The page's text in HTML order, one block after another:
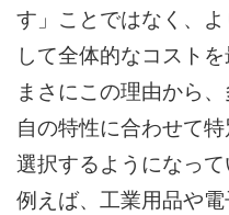
す」ことではなく、
して全体的なコスト
まさにこの理由から
自の特性に合わせて
選択するようになって
例えば、工業用品や